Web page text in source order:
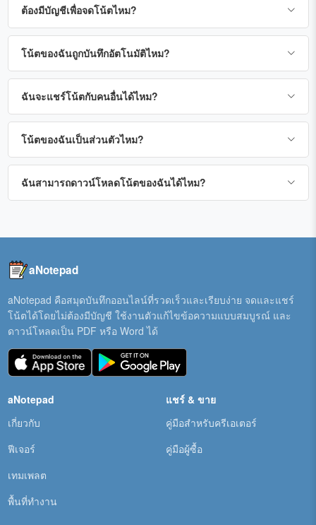
ต้องมีบัญชีเพื่อจดโน้ตไหม?
โน้ตของฉันถูกบันทึกอัตโนมัติไหม?
ฉันจะแชร์โน้ตกับคนอื่นได้ไหม?
โน้ตของฉันเป็นส่วนตัวไหม?
ฉันสามารถดาวน์โหลดโน้ตของฉันได้ไหม?
aNotepad
aNotepad คือสมุดบันทึกออนไลน์ที่รวดเร็วและเรียบง่าย จดและแชร์
โน้ตได้โดยไม่ต้องมีบัญชี ใช้งานตัวแก้ไขข้อความแบบสมบูรณ์ และ
ดาวน์โหลดเป็น PDF หรือ Word ได้
aNotepad
เกี่ยวกับ
ฟีเจอร์
เทมเพลต
พื้นที่ทำงาน
แชร์ & ขาย
คู่มือสำหรับครีเอเตอร์
คู่มือผู้ซื้อ